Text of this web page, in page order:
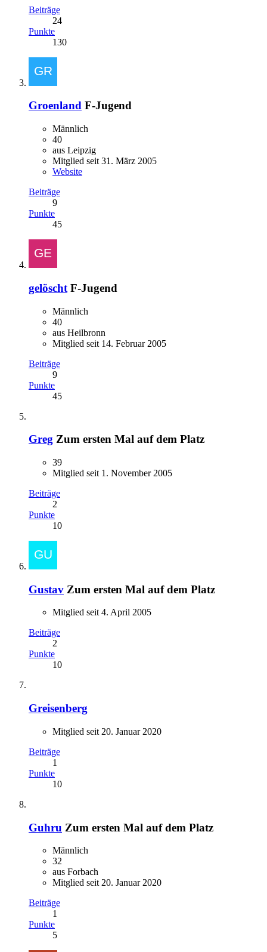
Beiträge
24
Punkte
130
Groenland F-Jugend
Männlich
40
aus Leipzig
Mitglied seit 31. März 2005
Website
Beiträge
9
Punkte
45
gelöscht F-Jugend
Männlich
40
aus Heilbronn
Mitglied seit 14. Februar 2005
Beiträge
9
Punkte
45
Greg Zum ersten Mal auf dem Platz
39
Mitglied seit 1. November 2005
Beiträge
2
Punkte
10
Gustav Zum ersten Mal auf dem Platz
Mitglied seit 4. April 2005
Beiträge
2
Punkte
10
Greisenberg
Mitglied seit 20. Januar 2020
Beiträge
1
Punkte
10
Guhru Zum ersten Mal auf dem Platz
Männlich
32
aus Forbach
Mitglied seit 20. Januar 2020
Beiträge
1
Punkte
5